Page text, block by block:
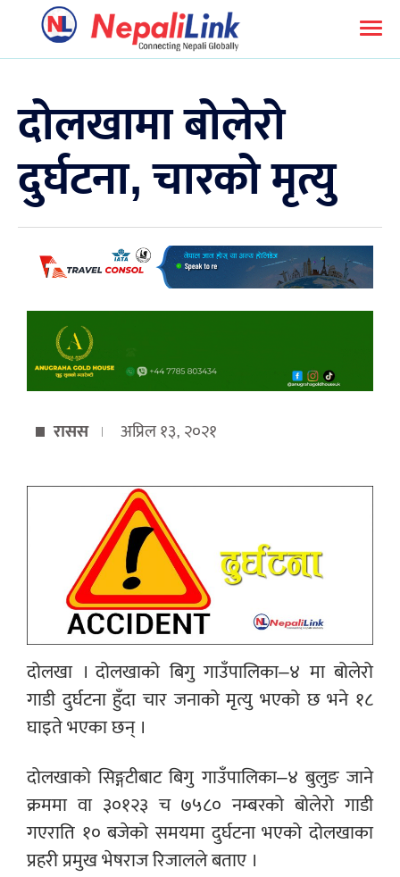
दोलखामा बोलेरो
दुर्घटना, चारको मृत्यु
रासस अप्रिल १३, २०२१
दोलखा । दोलखाको बिगु गाउँपालिका–४ मा बोलेरो
गाडी दुर्घटना हुँदा चार जनाको मृत्यु भएको छ भने १८
घाइते भएका छन् ।
दोलखाको सिङ्गटीबाट बिगु गाउँपालिका–४ बुलुङ जाने
क्रममा वा ३०१२३ च ७५८० नम्बरको बोलेरो गाडी
गएराति १० बजेको समयमा दुर्घटना भएको दोलखाका
प्रहरी प्रमुख भेषराज रिजालले बताए ।